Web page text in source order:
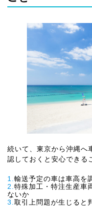
続いて、東京から沖縄へ
認しておくと安心できる
1. 輸送予定の車は車高を
2. 特殊加工・特注生産車
ないか
3. 取引上問題が生じると